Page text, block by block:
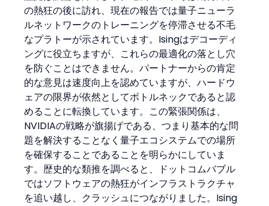
の熱狂の後に訪れ、現在の報告では量子ニューラ
ルネットワークのトレーニングを停滞させる不毛
なプラトーが示されています。Isingはデコーディ
ングに役立ちますが、これらの最適化の落とし穴
を防ぐことはできません。パートナーからの肯定
的な意見は速度向上を認めていますが、ハードウ
ェアの限界が依然としてボトルネックであると認
めることに転換しています。この緊張関係は、
NVIDIAの戦略が旗揚げである、つまり基本的な問
題を解決することなく量子エコシステムでの場所
を確保することであることを明らかにしていま
す。歴史的な類推を調べると、ドットコムバブル
ではソフトウェアの熱狂がインフラストラクチャ
を追い越し、クラッシュにつながりました。Ising